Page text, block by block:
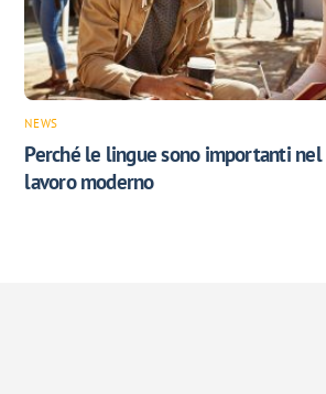
NEWS
Perché le lingue sono importanti
lavoro moderno